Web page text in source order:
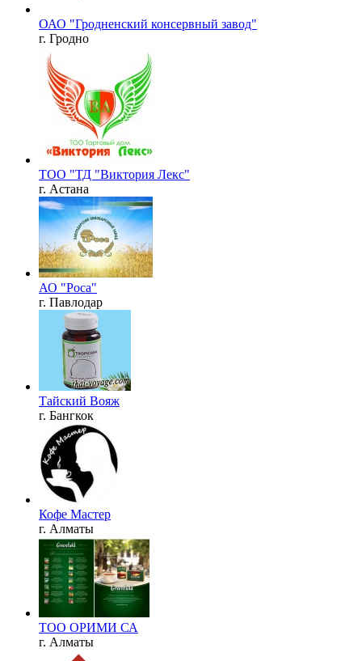
ОАО "Гродненский консервный завод"
г. Гродно
ТОО "ТД "Виктория Лекс"
г. Астана
АО "Роса"
г. Павлодар
Тайский Вояж
г. Бангкок
Кофе Мастер
г. Алматы
ТОО ОРИМИ СА
г. Алматы